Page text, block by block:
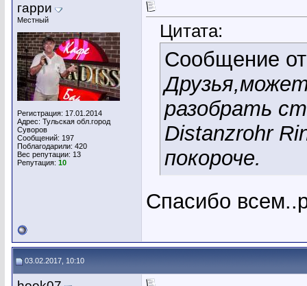
гарри
Местный
Регистрация: 17.01.2014
Адрес: Тульская обл.город
Суворов
Сообщений: 197
Поблагодарили: 420
Вес репутации: 13
Репутация: 10
Цитата:
Сообщение
разобрать
Distanzrohr
покороче.
Спасибо
03.02.2017, 10:10